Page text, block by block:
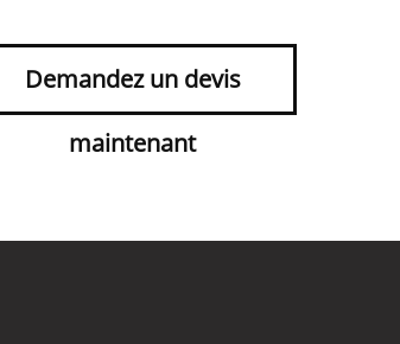
Demandez un devis
maintenant